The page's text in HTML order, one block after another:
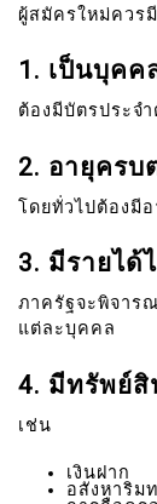
ผู้สมัครใหม่ควร
1. เป็นบุค
ต้องมีบัตรประจ
2. อายุคร
โดยทั่วไปต้องมี
3. มีรายไ
ภาครัฐจะพิจาร
แต่ละบุคคล
4. มีทรัพย์
เช่น
เงินฝาก
อสังหาริม